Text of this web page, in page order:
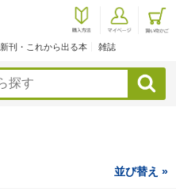
新刊・これから出る本 雑誌
検索
並び替え »